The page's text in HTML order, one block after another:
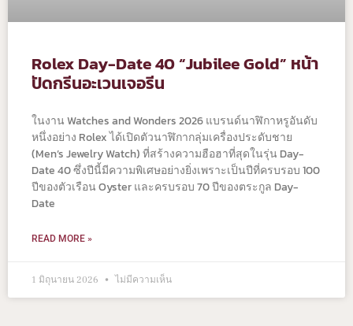
Rolex Day-Date 40 “Jubilee Gold” หน้า
ปัดกรีนอะเวนเจอรีน
ในงาน Watches and Wonders 2026 แบรนด์นาฬิกาหรูอันดับ
หนึ่งอย่าง Rolex ได้เปิดตัวนาฬิกากลุ่มเครื่องประดับชาย
(Men’s Jewelry Watch) ที่สร้างความฮือฮาที่สุดในรุ่น Day-
Date 40 ซึ่งปีนี้มีความพิเศษอย่างยิ่งเพราะเป็นปีที่ครบรอบ 100
ปีของตัวเรือน Oyster และครบรอบ 70 ปีของตระกูล Day-
Date
READ MORE »
1 มิถุนายน 2026 ไม่มีความเห็น